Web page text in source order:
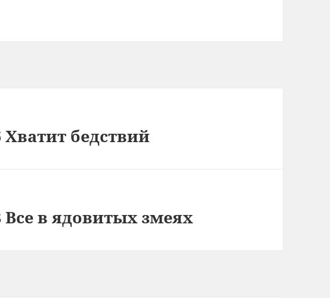
бедствий
в ядовитых змеях